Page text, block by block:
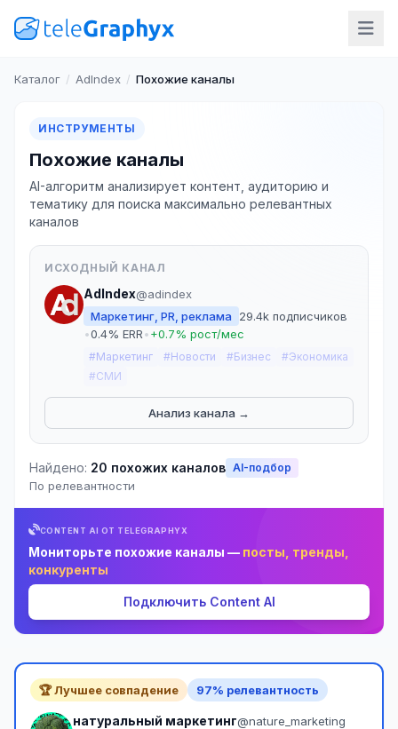
Каталог / AdIndex / Похожие каналы
ИНСТРУМЕНТЫ
Похожие каналы
AI-алгоритм анализирует контент, аудиторию и
тематику для поиска максимально релевантных
каналов
ИСХОДНЫЙ КАНАЛ
AdIndex@adindex
Маркетинг, PR, реклама
29.4k подписчиков
•0.4% ERR•+0.7% рост/мес
#Маркетинг #Новости #Бизнес
#Экономика
#СМИ
Анализ канала →
Найдено: 20 похожих каналов AI-подбор
По релевантности
CONTENT AI ОТ TELEGRAPHYX
Мониторьте похожие каналы — посты, тренды,
конкуренты
Подключить Content AI
🏆 Лучшее совпадение 97% релевантность
натуральный маркетинг@nature_marketing